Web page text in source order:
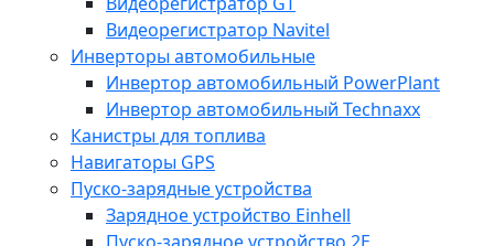
Видеорегистратор Navitel
Инверторы автомобильные
Инвертор автомобильный PowerPlant
Инвертор автомобильный Technaxx
Канистры для топлива
Навигаторы GPS
Пуско-зарядные устройства
Зарядное устройство Einhell